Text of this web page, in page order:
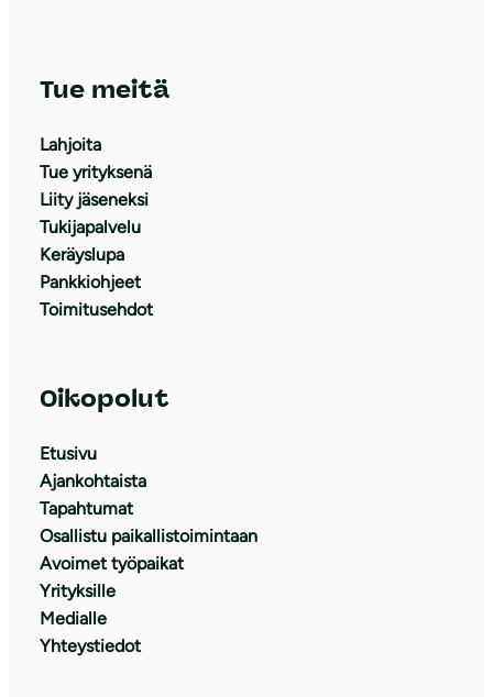
Tue meitä
Lahjoita
Tue yrityksenä
Liity jäseneksi
Tukijapalvelu
Keräyslupa
Pankkiohjeet
Toimitusehdot
Oikopolut
Etusivu
Ajankohtaista
Tapahtumat
Osallistu paikallistoimintaan
Avoimet työpaikat
Yrityksille
Medialle
Yhteystiedot